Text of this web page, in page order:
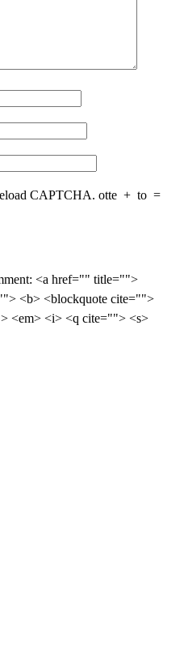
CAPTCHA. otte + to =
<a href="" title="">
<b> <blockquote cite="">
<em> <i> <q cite=""> <s>